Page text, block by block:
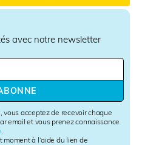
avec notre newsletter
vous acceptez de recevoir chaque
email et vous prenez connaissance
à l’aide du lien de